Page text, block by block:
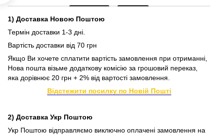
1) Доставка Новою Поштою
Термін доставки 1-3 дні.
Вартість доставки від 70 грн
Якщо Ви хочете сплатити вартість замовлення при отриманні,
Нова пошта візьме додаткову комісію за грошовий переказ,
яка дорівнює 20 грн + 2% від вартості замовлення.
Відстежити посилку по Новій Пошті
2) Доставка Укр Поштою
Укр Поштою відправляємо виключно оплачені замовлення на